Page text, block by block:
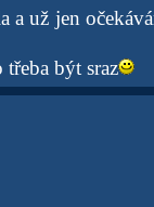
už jen
být sraz